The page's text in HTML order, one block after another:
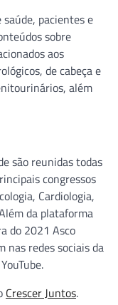
pacientes e
sobre
aos
de cabeça e
além
são reunidas todas
congressos
Cardiologia,
da plataforma
do 2021 Asco
nas redes sociais da
Crescer Juntos.